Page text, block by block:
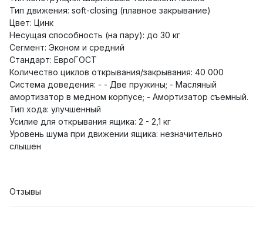
Тип движения: soft-closing (плавное закрывание)
Цвет: Цинк
Несущая способность (на пару): до 30 кг
Сегмент: Эконом и средний
Стандарт: ЕвроГОСТ
Количество циклов открывания/закрывания: 40 000
Система доведения: - - Две пружины; - Масляный
амортизатор в медном корпусе; - Амортизатор съемный.
Тип хода: улучшенный
Усилие для открывания ящика: 2 - 2,1 кг
Уровень шума при движении ящика: незначительно
слышен
Отзывы